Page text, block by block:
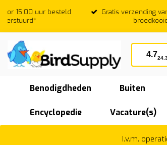
Gratis verzending vanaf €75,-* m.u.v.
4.7
Benodigdheden Buiten
Encyclopedie Vacature(s)
I.v.m.